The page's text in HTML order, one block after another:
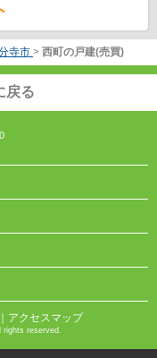
寺市 > 西町の戸建(売買)
戻る
｜アクセスマップ
reserved.